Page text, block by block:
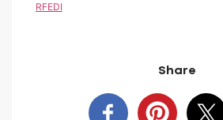
RFEDI
Share